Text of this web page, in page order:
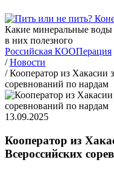
Какие минеральные воды
в них полезного
Российская КООПерация
/ Новости
/ Кооператор из Хакасии
соревнований по нардам
13.09.2025
Кооператор из
Всероссийских